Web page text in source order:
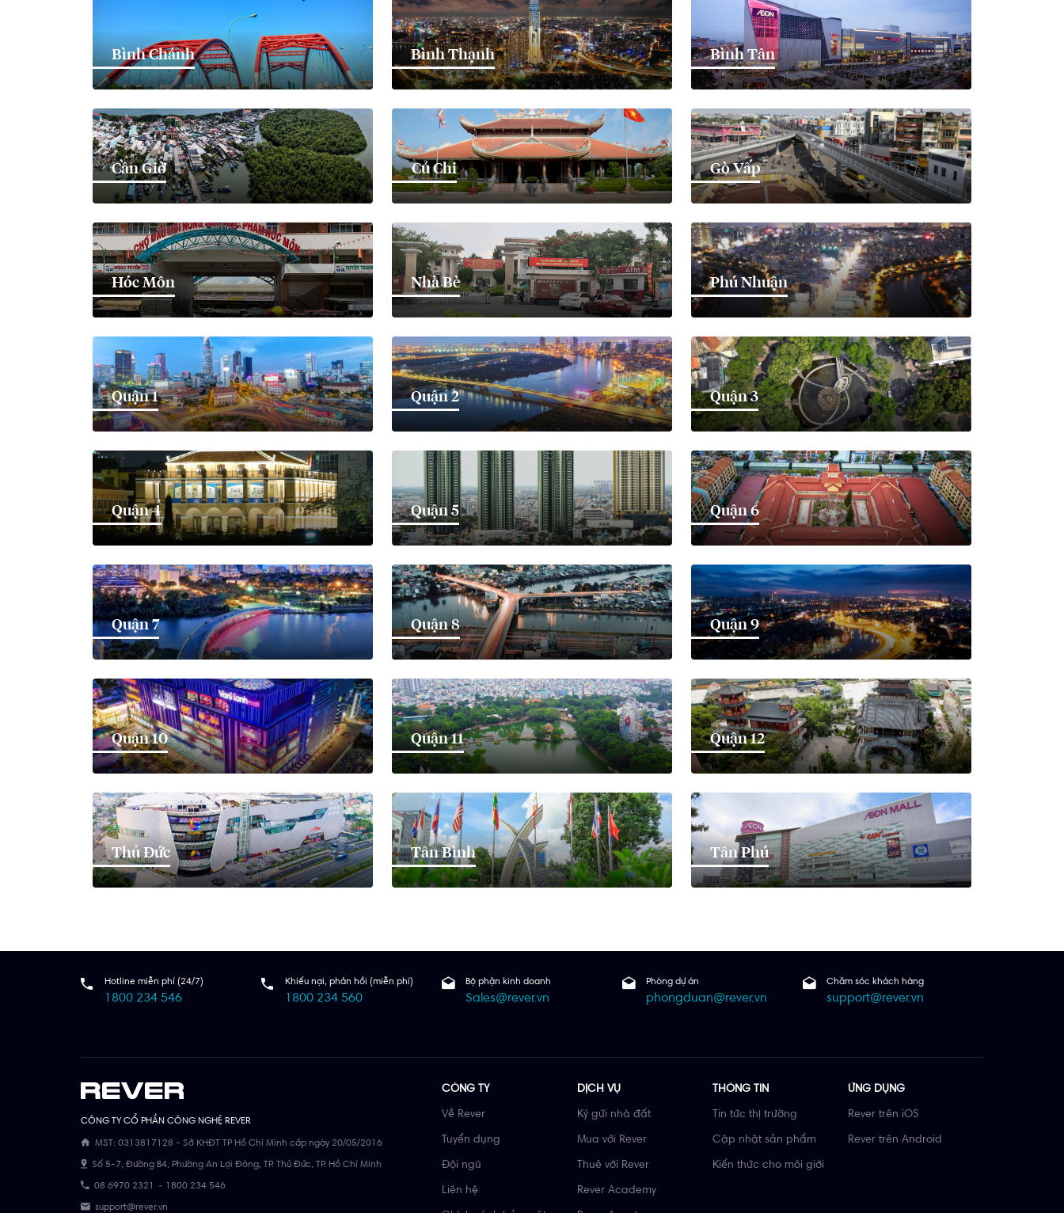
Bình Chánh Bình Thạnh Bình Tân
Cần Giờ Củ Chi Gò Vấp
Hóc Môn Nhà Bè Phú Nhuận
Quận 1 Quận 2 Quận 3
Quận 4 Quận 5 Quận 6
Quận 7 Quận 8 Quận 9
Quận 10 Quận 11 Quận 12
Thủ Đức Tân Bình Tân Phú
Hotline miễn phí (24/7)
1800 234 546
Khiếu nại, phản hồi (miễn phí)
1800 234 560
Bộ phận kinh doanh
Sales@rever.vn
Phòng dự án
phongduan@rever.vn
Chăm sóc khách hàng
support@rever.vn
CÔNG TY CỔ PHẦN CÔNG NGHỆ REVER
MST: 0313817128 - Sở KHĐT TP Hồ Chí Minh cấp ngày 20/05/2016
Số 5-7, Đường B4, Phường An Lợi Đông, TP. Thủ Đức, TP. Hồ Chí Minh
08 6970 2321 - 1800 234 546
support@rever.vn
CÔNG TY
Về Rever
Tuyển dụng
Đội ngũ
Liên hệ
DỊCH VỤ
Ký gửi nhà đất
Mua với Rever
Thuê với Rever
Rever Academy
THÔNG TIN
Tin tức thị trường
Cập nhật sản phẩm
Kiến thức cho môi giới
ỨNG DỤNG
Rever trên iOS
Rever trên Android